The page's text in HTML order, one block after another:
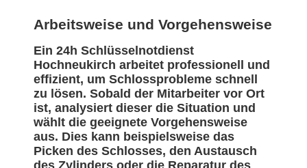
Arbeitsweise und Vorgehensweise
Ein 24h Schlüsselnotdienst
Hochneukirch arbeitet professionell und
effizient, um Schlossprobleme schnell
zu lösen. Sobald der Mitarbeiter vor Ort
ist, analysiert dieser die Situation und
wählt die geeignete Vorgehensweise
aus. Dies kann beispielsweise das
Picken des Schlosses, den Austausch